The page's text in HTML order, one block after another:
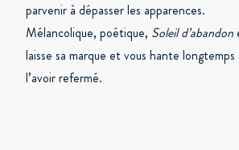
parvenir à dépasser les apparences.
Mélancolique, poétique, Soleil d’abandon
laisse sa marque et vous hante
l’avoir refermé.